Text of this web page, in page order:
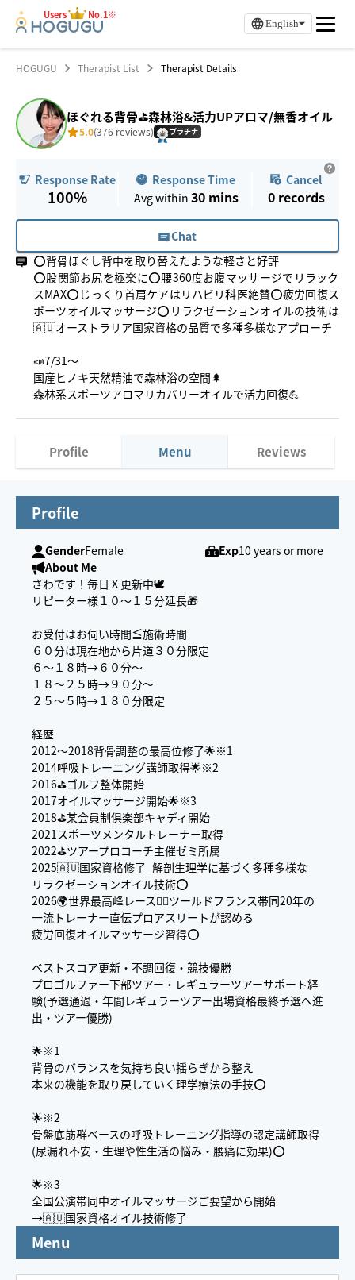
Users No.1※
English
HOGUGU Therapist List Therapist Details
ほぐれる背骨⛳️森林浴&活力UPアロマ/無香オイル
5.0(376 reviews) プラチナ
Response Rate
100%
Response Time
Avg within 30 mins
Cancel
0 records
Chat
⭕️背骨ほぐし背中を取り替えたような軽さと好評
⭕️股関節お尻を極楽に⭕️腰360度お腹マッサージでリラック
スMAX⭕️じっくり首肩ケアはリハビリ科医絶賛⭕️疲労回復ス
ポーツオイルマッサージ⭕️リラクゼーションオイルの技術は
🇦🇺オーストラリア国家資格の品質で多種多様なアプローチ
📣7/31〜
国産ヒノキ天然精油で森林浴の空間🌲
森林系スポーツアロマリカバリーオイルで活力回復💪
Profile Menu Reviews
Profile
GenderFemale Exp10 years or more
About Me
さわです！毎日Ｘ更新中🕊️
リピーター様１０〜１５分延長🎁
お受付はお伺い時間≦施術時間
６０分は現在地から片道３０分限定
６〜１８時→６０分〜
１８〜２５時→９０分〜
２５〜５時→１８０分限定
経歴
2012〜2018背骨調整の最高位修了🌟※1
2014呼吸トレーニング講師取得🌟※2
2016⛳️ゴルフ整体開始
2017オイルマッサージ開始🌟※3
2018⛳️某会員制倶楽部キャディ開始
2021スポーツメンタルトレーナー取得
2022⛳️ツアープロコーチ主催ゼミ所属
2025🇦🇺国家資格修了_解剖生理学に基づく多種多様な
リラクゼーションオイル技術⭕️
2026🌍世界最高峰レース🚴‍♂️ツールドフランス帯同20年の
一流トレーナー直伝プロアスリートが認める
疲労回復オイルマッサージ習得⭕️
ベストスコア更新・不調回復・競技優勝
プロゴルファー下部ツアー・レギュラーツアーサポート経
験(予選通過・年間レギュラーツアー出場資格最終予選へ進
出・ツアー優勝)
🌟※1
背骨のバランスを気持ち良い揺らぎから整え
本来の機能を取り戻していく理学療法の手技⭕️
🌟※2
骨盤底筋群ベースの呼吸トレーニング指導の認定講師取得
(尿漏れ不安・生理や性生活の悩み・腰痛に効果)⭕️
🌟※3
全国公演帯同中オイルマッサージご要望から開始
→🇦🇺国家資格オイル技術修了
Menu